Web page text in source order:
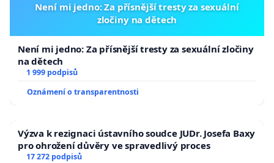
Není mi jedno: Za přísnější tresty za sexuální
zločiny na dětech
Není mi jedno: Za přísnější tresty za sexuální zločiny
na dětech
1 999 podpisů
Oznámení o transparentnosti
Výzva k rezignaci ústavního soudce JUDr. Josefa Baxy
pro ohrožení důvěry ve spravedlivý proces
17 272 podpisů